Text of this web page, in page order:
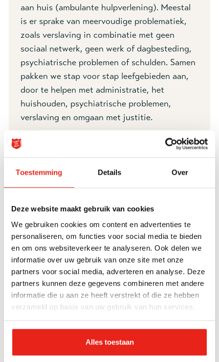
Toestemming Details Over
Deze website maakt gebruik van cookies
We gebruiken cookies om content en advertenties te
personaliseren, om functies voor social media te bieden
en om ons websiteverkeer te analyseren. Ook delen we
informatie over uw gebruik van onze site met onze
partners voor social media, adverteren en analyse. Deze
partners kunnen deze gegevens combineren met andere
informatie die u aan ze heeft verstrekt of die ze hebben
verzameld op basis van uw gebruik van hun services.
Alles toestaan
aan huis (ambulante hulpverlening). Meestal
is er sprake van meervoudige problematiek,
zoals verslaving in combinatie met geen
sociaal netwerk, geen werk of dagbesteding,
psychiatrische problemen of schulden. Samen
pakken we stap voor stap leefgebieden aan,
door te helpen met administratie, het
huishouden, psychiatrische problemen,
verslaving en omgaan met justitie.
Specificaties
Wordt het steeds lastiger om administratie bij te
houden of rekeningen te betalen? Heb je behoefte
aan dagbesteding, maar heb je hulp nodig om die te
vinden? Heb je geen familie of vrienden die je
ondersteunen? Dan is Voortgang van het Leger des
Heils er voor jou. Dit is tijdelijke ambulante
gevoel heeft dat het zelf even niet lukt.